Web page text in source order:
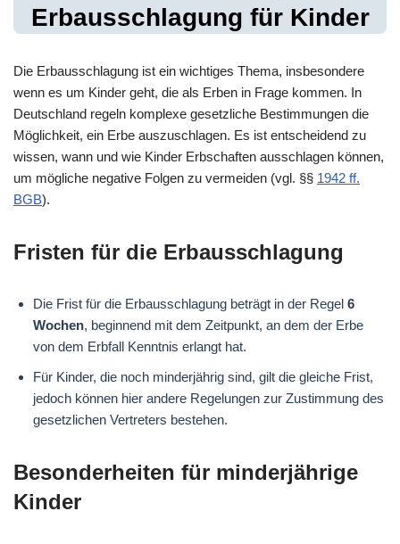
Erbausschlagung für Kinder
Die Erbausschlagung ist ein wichtiges Thema, insbesondere
wenn es um Kinder geht, die als Erben in Frage kommen. In
Deutschland regeln komplexe gesetzliche Bestimmungen die
Möglichkeit, ein Erbe auszuschlagen. Es ist entscheidend zu
wissen, wann und wie Kinder Erbschaften ausschlagen können,
um mögliche negative Folgen zu vermeiden (vgl. §§ 1942 ff.
BGB).
Fristen für die Erbausschlagung
Die Frist für die Erbausschlagung beträgt in der Regel6
Wochen, beginnend mit dem Zeitpunkt, an dem der Erbe
von dem Erbfall Kenntnis erlangt hat.
Für Kinder, die noch minderjährig sind, gilt die gleiche Frist,
jedoch können hier andere Regelungen zur Zustimmung des
gesetzlichen Vertreters bestehen.
Besonderheiten für minderjährige
Kinder